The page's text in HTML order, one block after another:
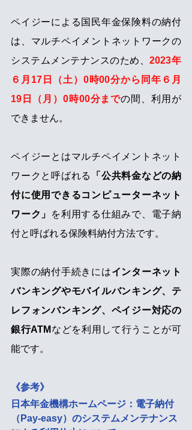
ペイジーによる国民年金保険料の納付
は、マルチペイメントネットワークの
システムメンテナンスのため、2023年
６月17日（土）0時00分から同年６月
19日（月）0時00分までの間、利用が
できません。
ペイジーとはマルチペイメントネット
ワークと呼ばれる
「公共料金などの納
付に使用できるコンピューターネット
ワーク」
を利用する仕組みで、電子納
付と呼ばれる保険料納付方法です。
実際の納付手続きにはインターネット
バンキングやモバイルバンキング、テ
レフォンバンキング、ペイジー対応の
銀行ATM などを利用して行うことが可
能です。
《参考》
日本年金機構ホームページ：電子納付
（Pay-easy）のシステムメンテナンス